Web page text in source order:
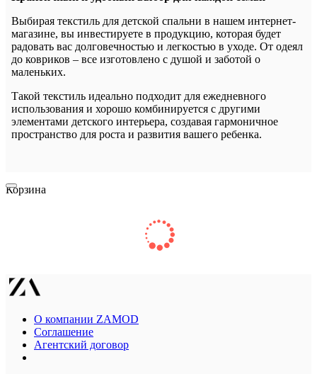
Выбирая текстиль для детской спальни в нашем интернет-
магазине, вы инвестируете в продукцию, которая будет
радовать вас долговечностью и легкостью в уходе. От одеял
до ковриков – все изготовлено с душой и заботой о
маленьких.
Такой текстиль идеально подходит для ежедневного
использования и хорошо комбинируется с другими
элементами детского интерьера, создавая гармоничное
пространство для роста и развития вашего ребенка.
Корзина
О компании ZAMOD
Соглашение
Агентский договор